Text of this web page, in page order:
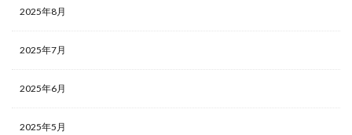
2025年8月
2025年7月
2025年6月
2025年5月